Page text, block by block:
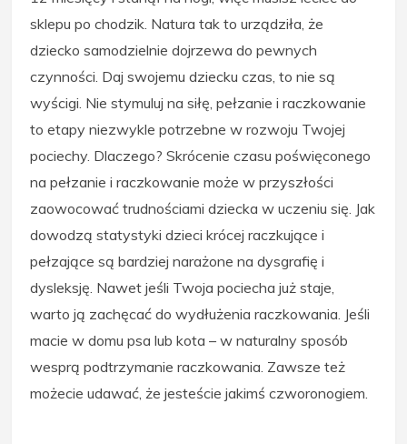
sklepu po chodzik. Natura tak to urządziła, że
dziecko samodzielnie dojrzewa do pewnych
czynności. Daj swojemu dziecku czas, to nie są
wyścigi. Nie stymuluj na siłę, pełzanie i raczkowanie
to etapy niezwykle potrzebne w rozwoju Twojej
pociechy. Dlaczego? Skrócenie czasu poświęconego
na pełzanie i raczkowanie może w przyszłości
zaowocować trudnościami dziecka w uczeniu się. Jak
dowodzą statystyki dzieci krócej raczkujące i
pełzające są bardziej narażone na dysgrafię i
dysleksję. Nawet jeśli Twoja pociecha już staje,
warto ją zachęcać do wydłużenia raczkowania. Jeśli
macie w domu psa lub kota – w naturalny sposób
wesprą podtrzymanie raczkowania. Zawsze też
możecie udawać, że jesteście jakimś czworonogiem.